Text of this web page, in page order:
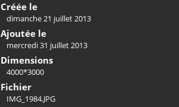
Créée le
dimanche 21 juillet 2013
Ajoutée le
mercredi 31 juillet 2013
Dimensions
4000*3000
Fichier
IMG_1984.JPG